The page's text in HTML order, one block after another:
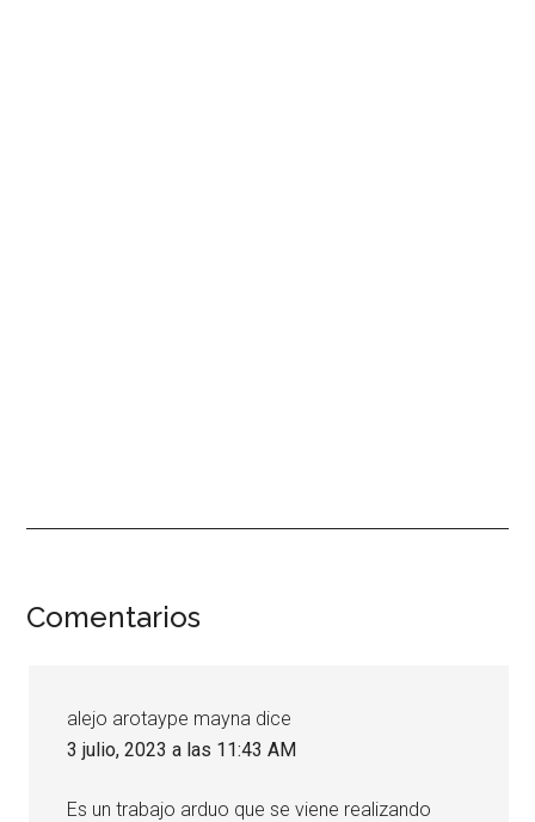
Interacciones
los
lectores
Comentarios
alejo arotaype mayna dice
3 julio, 2023 a las 11:43 AM
Es un trabajo arduo que se viene realizando